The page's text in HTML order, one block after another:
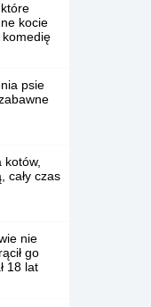
kocie
psie
cały czas
nie
go
18 lat